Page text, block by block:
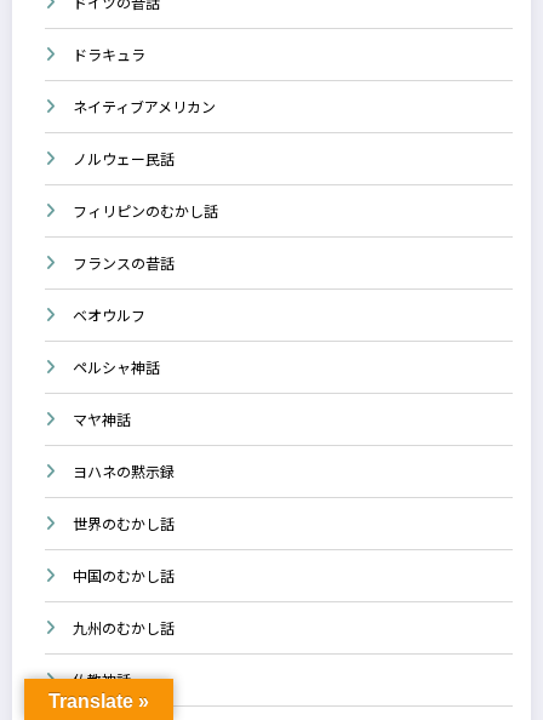
ドラキュラ
ネイティブアメリカン
ノルウェー民話
フィリピンのむかし話
フランスの昔話
ベオウルフ
ペルシャ神話
マヤ神話
ヨハネの黙示録
世界のむかし話
中国のむかし話
九州のむかし話
仏教神話
Translate »